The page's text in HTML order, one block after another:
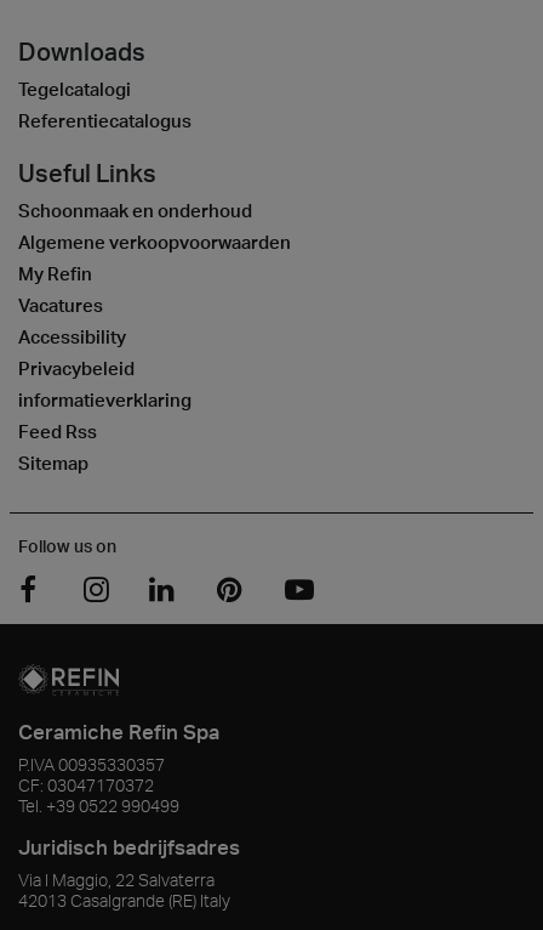
Downloads
Tegelcatalogi
Referentiecatalogus
Useful Links
Schoonmaak en onderhoud
Algemene verkoopvoorwaarden
My Refin
Vacatures
Accessibility
Privacybeleid
informatieverklaring
Feed Rss
Sitemap
Follow us on
Ceramiche Refin Spa
P.IVA00935330357
CF: 03047170372
Tel. +39 0522 990499
Juridisch bedrijfsadres
Via I Maggio, 22 Salvaterra
42013 Casalgrande (RE) Italy